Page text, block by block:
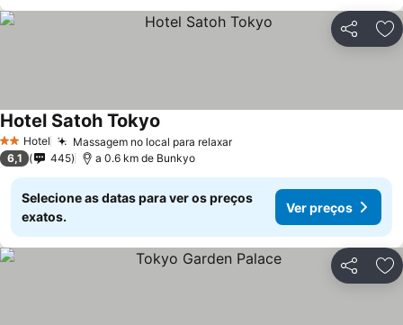
Partilhar
2 Estrelas
Hotel Massagem no local para relaxar
Hotel Satoh Tokyo
6,1 445 a 0.6 km de Bunkyo
Selecione as datas para ver os preços
exatos.
Ver preços
Partilhar